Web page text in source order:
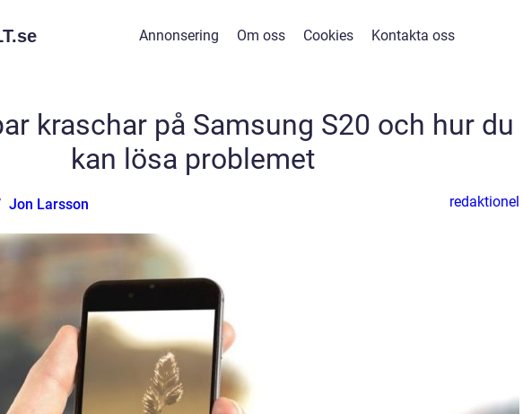
se Annonsering Om oss Cookies Kontakta oss
kraschar på Samsung S20 och hur du
kan lösa problemet
Jon Larsson redaktionel